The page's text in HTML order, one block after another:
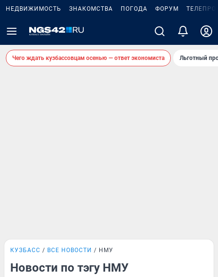
НЕДВИЖИМОСТЬ ЗНАКОМСТВА ПОГОДА ФОРУМ
Чего ждать кузбассовцам осенью — ответ экономиста Льготный
КУЗБАСС ВСЕ НОВОСТИ НМУ
Новости по тэгу НМУ